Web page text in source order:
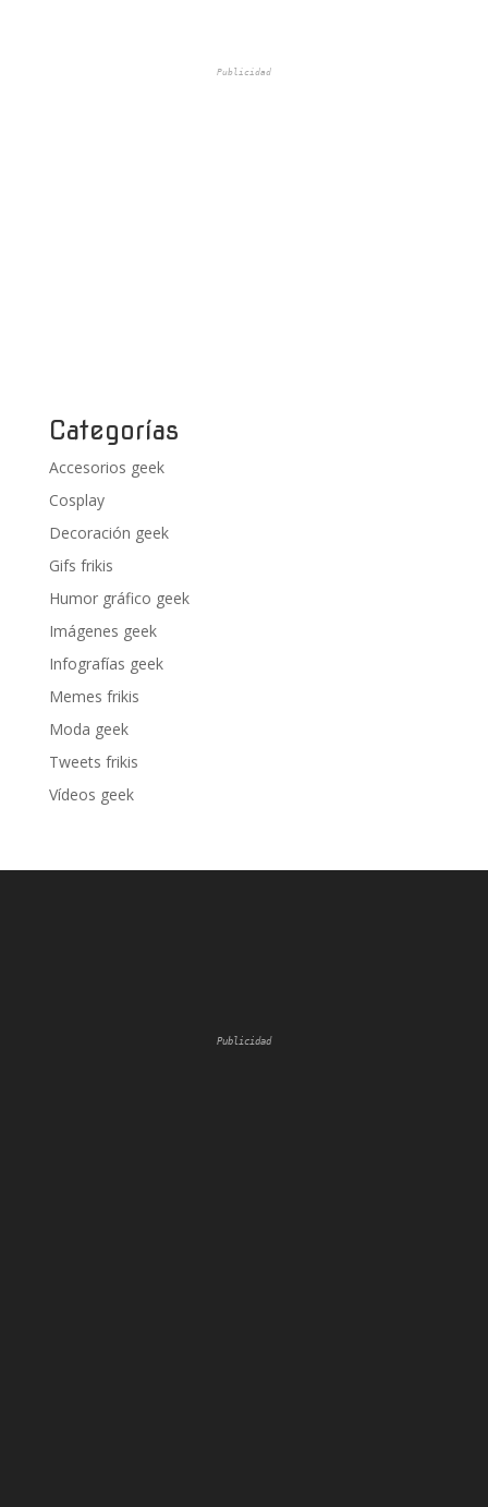
Publicidad
Categorías
Accesorios geek
Cosplay
Decoración geek
Gifs frikis
Humor gráfico geek
Imágenes geek
Infografías geek
Memes frikis
Moda geek
Tweets frikis
Vídeos geek
Publicidad